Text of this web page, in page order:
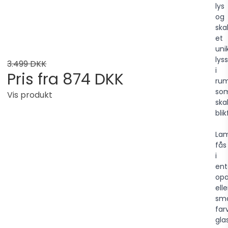
3.499 DKK
Pris fra 874 DKK
Vis produkt
lys
og
et
i
fås
i